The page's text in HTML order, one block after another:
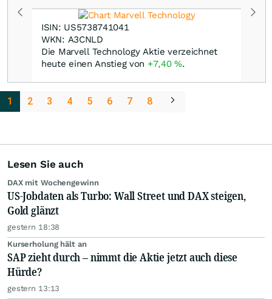
ISIN: US5738741041
WKN: A3CNLD
Die Marvell Technology Aktie verzeichnet
heute einen Anstieg von +7,40%.
1 2 3 4 5 6 7 8
Lesen Sie auch
DAX mit Wochengewinn
US-Jobdaten als Turbo: Wall Street und DAX steigen,
Gold glänzt
gestern 18:38
Kurserholung hält an
SAP zieht durch – nimmt die Aktie jetzt auch diese
Hürde?
gestern 13:13